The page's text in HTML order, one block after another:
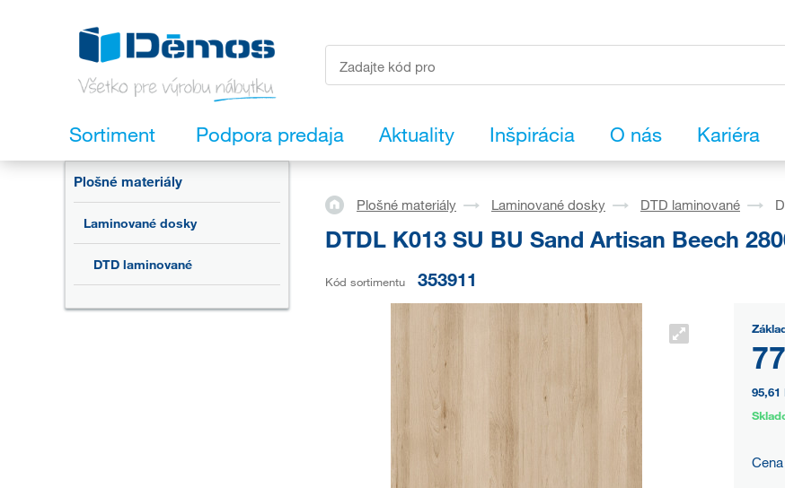
Sortiment Podpora predaja Aktuality Inšpirácia O nás Kariéra
Plošné materiály
Laminované dosky
DTD laminované
Plošné materiály Laminované dosky DTD laminované
DTDL K013 SU BU Sand Artisan Beech
Kód sortimentu 353911
95,61